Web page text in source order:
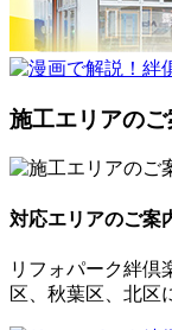
施工エリアのご
対応エリアのご案
リフォパーク絆倶
区、秋葉区、北区